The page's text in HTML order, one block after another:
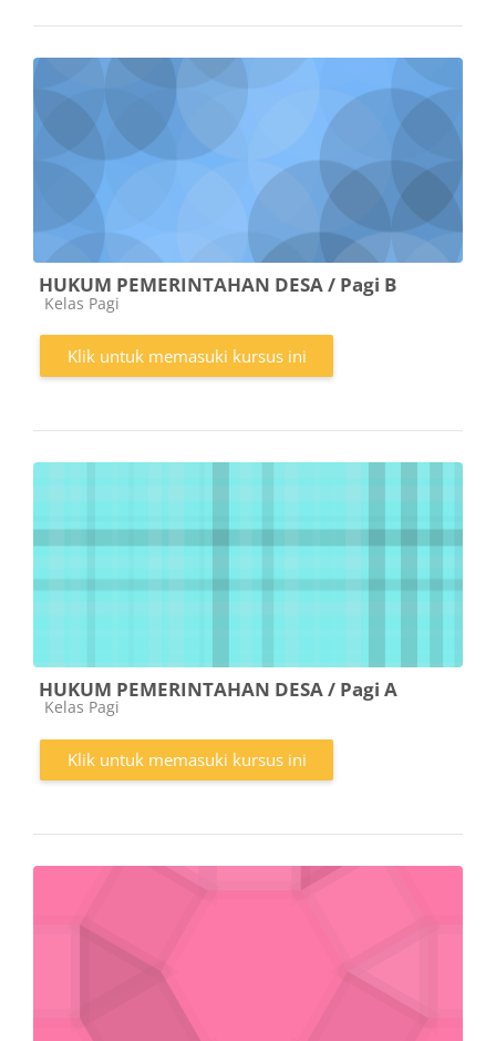
HUKUM PEMERINTAHAN DESA / Pagi B
Kategori kursus
Kelas Pagi
Klik untuk memasuki kursus ini
HUKUM PEMERINTAHAN DESA / Pagi A
Kategori kursus
Kelas Pagi
Klik untuk memasuki kursus ini